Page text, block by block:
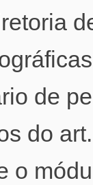
de
do
o